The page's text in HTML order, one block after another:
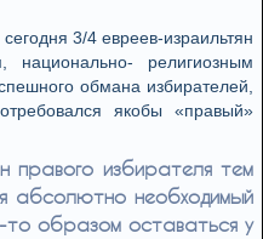
3/4 евреев-израильтян
национально- религиозным
обмана избирателей,
якобы «правый»
правого избирателя тем
абсолютно необходимый
то образом оставаться у